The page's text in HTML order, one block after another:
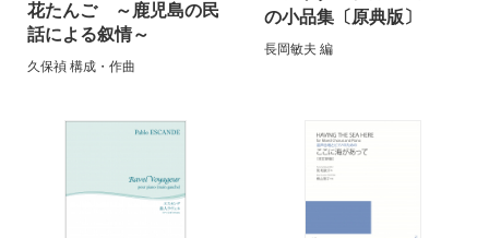
花たんご ～鹿児島の民
話による叙情～
久保禎 構成・作曲
の小品集〔原典版〕
長岡敏夫 編